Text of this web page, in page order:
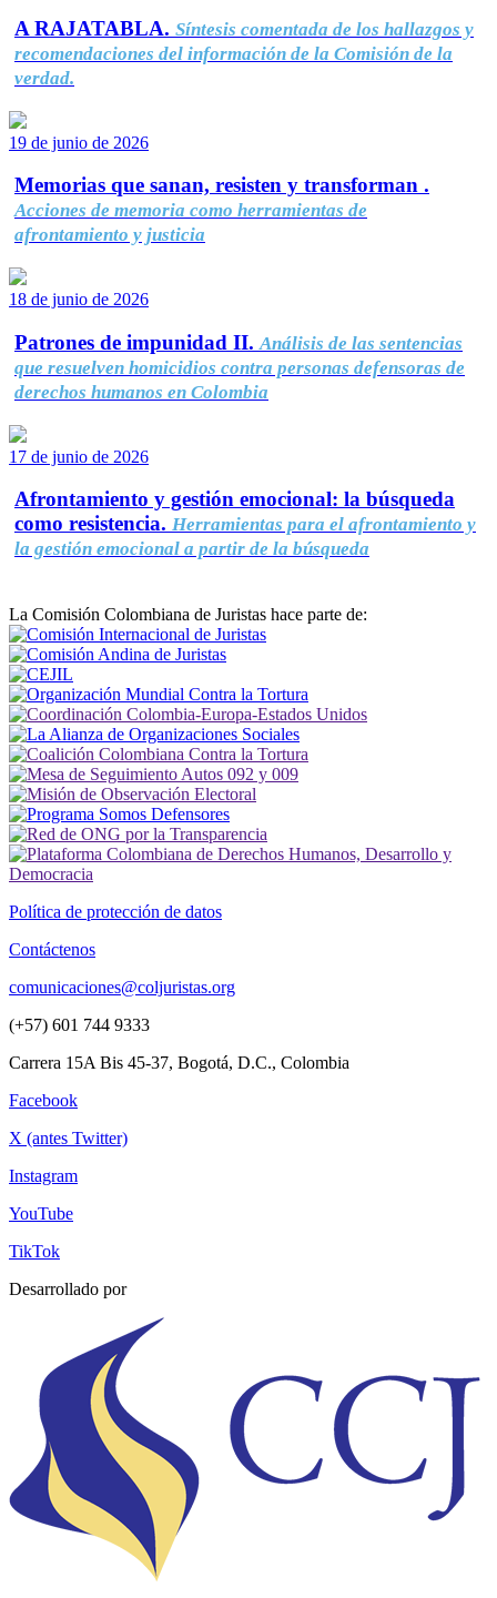
A RAJATABLA. Síntesis comentada de los hallazgos y
recomendaciones del información de la Comisión de la
verdad.
19 de junio de 2026
Memorias que sanan, resisten y transforman .
Acciones de memoria como herramientas de
afrontamiento y justicia
18 de junio de 2026
Patrones de impunidad II. Análisis de las sentencias
que resuelven homicidios contra personas defensoras de
derechos humanos en Colombia
17 de junio de 2026
Afrontamiento y gestión emocional: la búsqueda
como resistencia. Herramientas para el afrontamiento y
la gestión emocional a partir de la búsqueda
La Comisión Colombiana de Juristas hace parte de:
Política de protección de datos
Contáctenos
comunicaciones@coljuristas.org
(+57) 601 744 9333
Carrera 15A Bis 45-37, Bogotá, D.C., Colombia
Facebook
X (antes Twitter)
Instagram
YouTube
TikTok
Desarrollado por